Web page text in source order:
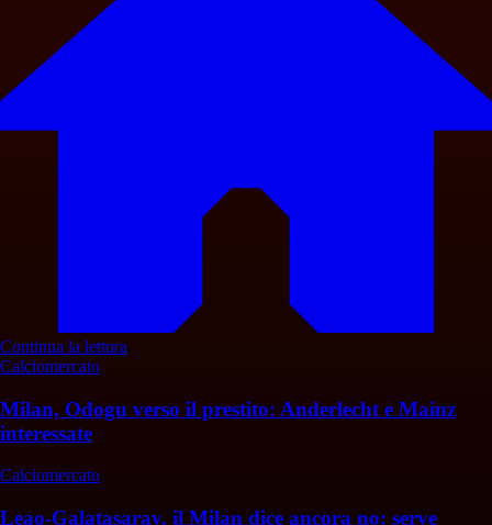
Continua la lettura
Calciomercato
Milan, Odogu verso il prestito: Anderlecht e Mainz
interessate
Calciomercato
Leao-Galatasaray, il Milan dice ancora no: serve